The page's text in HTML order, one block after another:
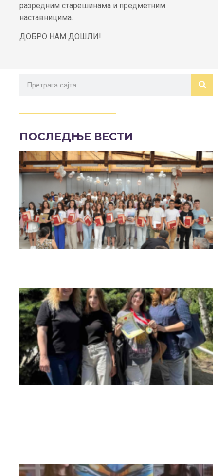
разредним старешинама и предметним
наставницима.
ДОБРО НАМ ДОШЛИ!
ПОСЛЕДЊЕ ВЕСТИ